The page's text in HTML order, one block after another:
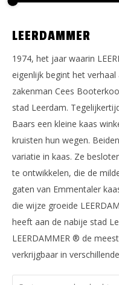
LEERDAMMER
1974, het jaar waarin
eigenlijk begint het
zakenman Cees
stad Leerdam.
Baars een kleine kaas
kruisten hun wegen.
variatie in kaas. Ze
te ontwikkelen, die de
gaten van Emmentaler
die wijze groeide
heeft aan de nabije stad
LEERDAMMER ® de
verkrijgbaar in